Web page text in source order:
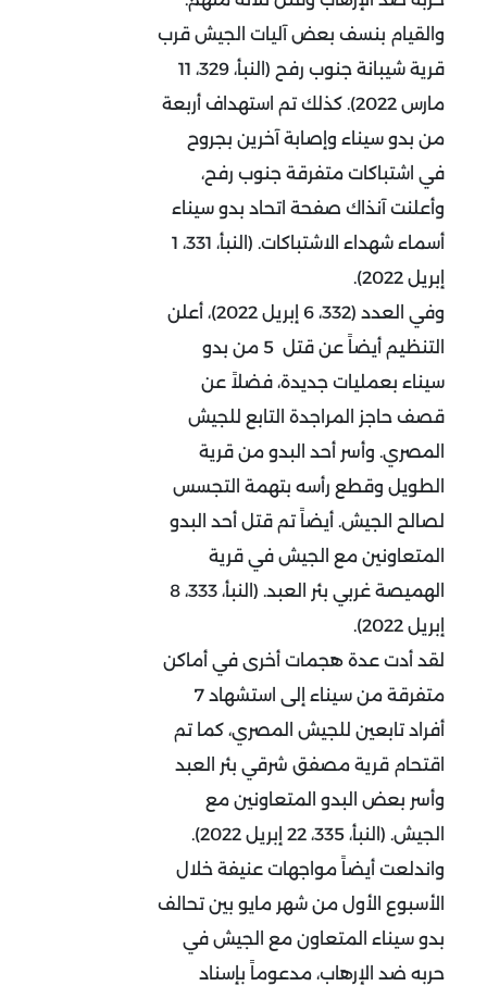
والقيام بنسف بعض آليات الجيش قرب
قرية شيبانة جنوب رفح (النبأ، 329، 11
مارس 2022). كذلك تم استهداف أربعة
من بدو سيناء وإصابة آخرين بجروح
في اشتباكات متفرقة جنوب رفح،
وأعلنت آنذاك صفحة اتحاد بدو سيناء
أسماء شهداء الاشتباكات. (النبأ، 331، 1
إبريل 2022).
وفي العدد (332، 6 إبريل 2022)، أعلن
التنظيم أيضاً عن قتل 5 من بدو
سيناء بعمليات جديدة، فضلاً عن
قصف حاجز المراجدة التابع للجيش
المصري. وأسر أحد البدو من قرية
الطويل وقطع رأسه بتهمة التجسس
لصالح الجيش. أيضاً تم قتل أحد البدو
المتعاونين مع الجيش في قرية
الهميصة غربي بئر العبد. (النبأ، 333، 8
إبريل 2022).
لقد أدت عدة هجمات أخرى في أماكن
متفرقة من سيناء إلى استشهاد 7
أفراد تابعين للجيش المصري، كما تم
اقتحام قرية مصفق شرقي بئر العبد
وأسر بعض البدو المتعاونين مع
الجيش. (النبأ، 335، 22 إبريل 2022).
واندلعت أيضاً مواجهات عنيفة خلال
الأسبوع الأول من شهر مايو بين تحالف
بدو سيناء المتعاون مع الجيش في
حربه ضد الإرهاب، مدعوماً بإسناد